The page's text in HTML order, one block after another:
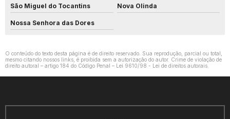
São Miguel do Tocantins Nova Olinda
Nossa Senhora das Dores
O conteúdo do texto desta página é de direito reservado. Sua reprodução, parcial ou total,
mesmo citando nossos links, é proibida sem a autorização do autor. Crime de violação de
direito autoral – artigo 184 do Código Penal – Lei 9610/98 - Lei de direitos autorais